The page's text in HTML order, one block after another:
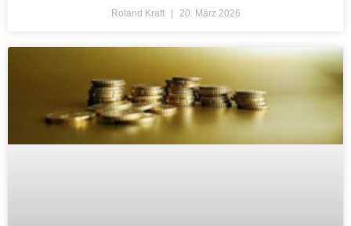
Roland Kraft 20. März 2026